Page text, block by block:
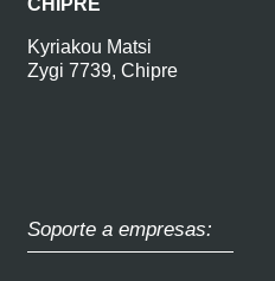
Kyriakou Matsi
Zygi 7739, Chipre
Soporte a empresas: